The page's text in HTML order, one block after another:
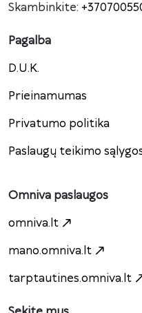
Skambinkite:
Pagalba
D.U.K.
Prieinamumas
Privatumo politika
Paslaugų teikimo
Omniva paslaugos
omniva.lt
mano.omniva.lt
tarptautines.omniva.lt